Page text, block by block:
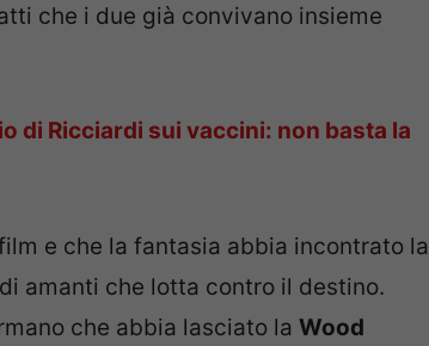
che i due già convivano insieme
di Ricciardi sui vaccini: non basta la
e che la fantasia abbia incontrato la
amanti che lotta contro il destino.
che abbia lasciato la Wood